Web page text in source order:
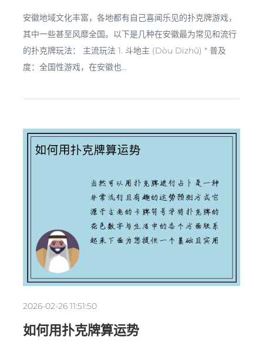
安徽地域文化丰富，各地都有自己喜闻乐见的扑克牌游戏，
其中一些甚至风靡全国。以下是几种在安徽最为常见和流行
的扑克牌玩法： 主流玩法 1. 斗地主 (Dòu Dìzhǔ) * 普及
度：全国性游戏，在安徽也...
2026-02-26 11:51:50
如何用扑克牌算运势